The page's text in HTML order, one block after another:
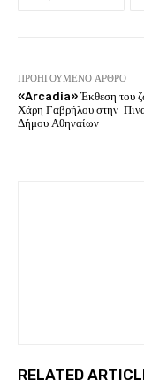
ΠΡΟΗΓΟΎΜΕΝΟ ΆΡΘΡΟ
«Arcadia» Έκθεση του
Χάρη Γαβρήλου στην
Δήμου Αθηναίων
RELATED